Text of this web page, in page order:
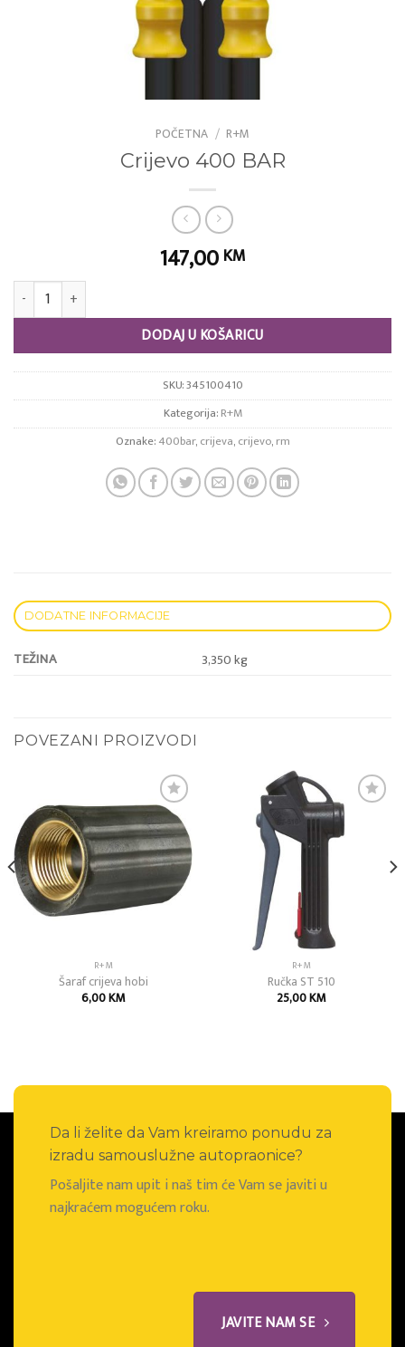
POČETNA / R+M
Crijevo 400 BAR
147,00 KM
Crijevo 400 BAR količina
DODAJ U KOŠARICU
SKU:345100410
Kategorija:R+M
Oznake:400bar,crijeva,crijevo,rm
DODATNE INFORMACIJE
TEŽINA 3,350 kg
POVEZANI PROIZVODI
Add to
wishlist
R+M
Šaraf crijeva hobi
6,00KM
R+M
Ručka ST 510
25,00KM
Da li želite da Vam kreiramo ponudu za
izradu samouslužne autopraonice?
Pošaljite nam upit i naš tim će Vam se javiti u
najkraćem mogućem roku.
JAVITE NAM SE